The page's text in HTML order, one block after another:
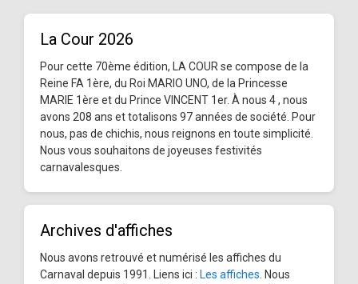
La Cour 2026
Pour cette 70ème édition, LA COUR se compose de la
Reine FA 1ère, du Roi MARIO UNO, de la Princesse
MARIE 1ère et du Prince VINCENT 1er. À nous 4 , nous
avons 208 ans et totalisons 97 années de société. Pour
nous, pas de chichis, nous reignons en toute simplicité.
Nous vous souhaitons de joyeuses festivités
carnavalesques.
Archives d'affiches
Nous avons retrouvé et numérisé les affiches du
Carnaval depuis 1991. Liens ici : Les affiches . Nous